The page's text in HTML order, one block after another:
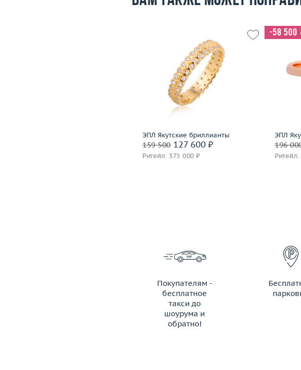
ЭПЛ Якутские бриллианты
159 500127 600 ₽
Ритейл: 375 000 ₽
Материал
золото 585 пробы
Подробнее
ЭПЛ
196
-58 500
Размер
Покупателям -
бесплатное
такси до
шоурума и
обратно!
ЗАКАЗАТЬ ТАКСИ